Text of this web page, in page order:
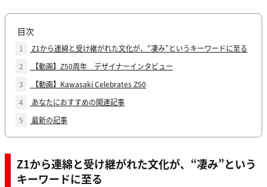
目次
1
Z1から連綿と受け継がれた文化が、“凄み”というキーワードに至る
2
【動画】Z50周年 デザイナーインタビュー
3
【動画】Kawasaki Celebrates Z50
4
あなたにおすすめの関連記事
5
最新の記事
Z1から連綿と受け継がれた文化が、“凄み”という
キーワードに至る